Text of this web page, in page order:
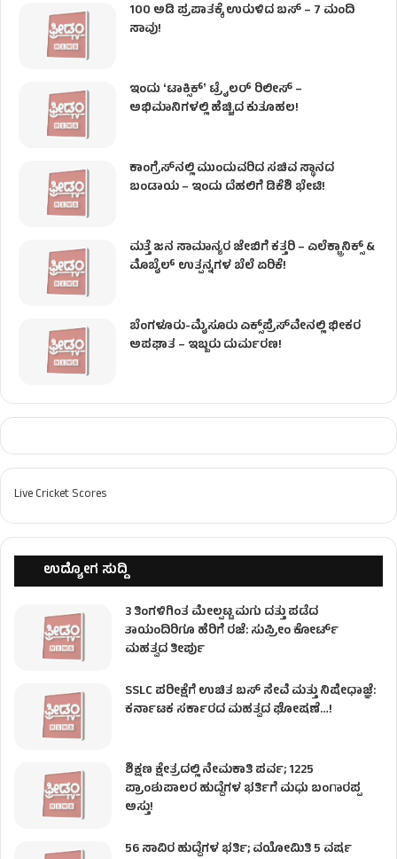
100 ಅಡಿ ಪ್ರಪಾತಕ್ಕೆ ಉರುಳಿದ ಬಸ್‌ – 7 ಮಂದಿ
ಸಾವು!
ಇಂದು ʻಟಾಕ್ಸಿಕ್ʼ ಟ್ರೈಲರ್ ರಿಲೀಸ್‌ –
ಅಭಿಮಾನಿಗಳಲ್ಲಿ ಹೆಚ್ಚಿದ ಕುತೂಹಲ!
ಕಾಂಗ್ರೆಸ್​ನಲ್ಲಿ ಮುಂದುವರಿದ ಸಚಿವ ಸ್ಥಾನದ
ಬಂಡಾಯ – ಇಂದು ದೆಹಲಿಗೆ ಡಿಕೆಶಿ ಭೇಟಿ!
ಮತ್ತೆ ಜನ ಸಾಮಾನ್ಯರ ಜೇಬಿಗೆ ಕತ್ತರಿ – ಎಲೆಕ್ಟ್ರಾನಿಕ್ಸ್ &
ಮೊಬೈಲ್ ಉತ್ಪನ್ನಗಳ ಬೆಲೆ ಏರಿಕೆ!
ಬೆಂಗಳೂರು-ಮೈಸೂರು ಎಕ್ಸ್‌ಪ್ರೆಸ್‌ವೇನಲ್ಲಿ ಭೀಕರ
ಅಪಘಾತ – ಇಬ್ಬರು ದುರ್ಮರಣ!
Live Cricket Scores
ಉದ್ಯೋಗ ಸುದ್ದಿ
3 ತಿಂಗಳಿಗಿಂತ ಮೇಲ್ಪಟ್ಟ ಮಗು ದತ್ತು ಪಡೆದ
ತಾಯಂದಿರಿಗೂ ಹೆರಿಗೆ ರಜೆ: ಸುಪ್ರೀಂ ಕೋರ್ಟ್
ಮಹತ್ವದ ತೀರ್ಪು
SSLC ಪರೀಕ್ಷೆಗೆ ಉಚಿತ ಬಸ್ ಸೇವೆ ಮತ್ತು ನಿಷೇಧಾಜ್ಞೆ:
ಕರ್ನಾಟಕ ಸರ್ಕಾರದ ಮಹತ್ವದ ಘೋಷಣೆ…!
ಶಿಕ್ಷಣ ಕ್ಷೇತ್ರದಲ್ಲಿ ನೇಮಕಾತಿ ಪರ್ವ; 1225
ಪ್ರಾಂಶುಪಾಲರ ಹುದ್ದೆಗಳ ಭರ್ತಿಗೆ ಮಧು ಬಂಗಾರಪ್ಪ
ಅಸ್ತು!
56 ಸಾವಿರ ಹುದ್ದೆಗಳ ಭರ್ತಿ; ವಯೋಮಿತಿ 5 ವರ್ಷ